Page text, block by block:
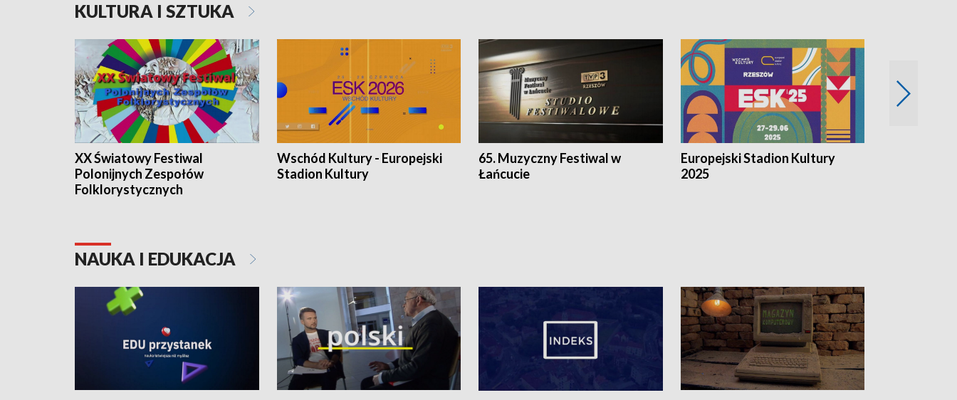
KULTURA I SZTUKA
XX Światowy Festiwal
Polonijnych Zespołów
Folklorystycznych
Wschód Kultury - Europejski
Stadion Kultury
65. Muzyczny Festiwal w
Łańcucie
Europejski Stadion Kultury
2025
NAUKA I EDUKACJA